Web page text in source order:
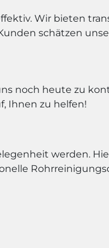
Wir bieten
schätzen
noch heute zu
Ihnen zu helfen!
werden.